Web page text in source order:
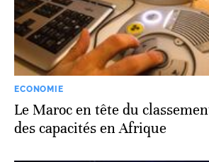
ECONOMIE
Le Maroc en tête du
des capacités en Afrique